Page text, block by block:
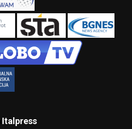
Italpress